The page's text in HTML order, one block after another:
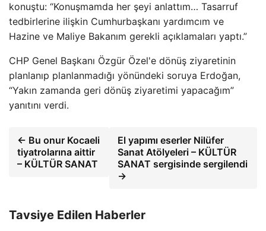
konuştu: “Konuşmamda her şeyi anlattım… Tasarruf
tedbirlerine ilişkin Cumhurbaşkanı yardımcım ve
Hazine ve Maliye Bakanım gerekli açıklamaları yaptı.”
CHP Genel Başkanı Özgür Özel'e dönüş ziyaretinin
planlanıp planlanmadığı yönündeki soruya Erdoğan,
“Yakın zamanda geri dönüş ziyaretimi yapacağım”
yanıtını verdi.
← Bu onur Kocaeli
tiyatrolarına aittir
– KÜLTÜR SANAT
El yapımı eserler Nilüfer
Sanat Atölyeleri – KÜLTÜR
SANAT sergisinde sergilendi
→
Tavsiye Edilen Haberler